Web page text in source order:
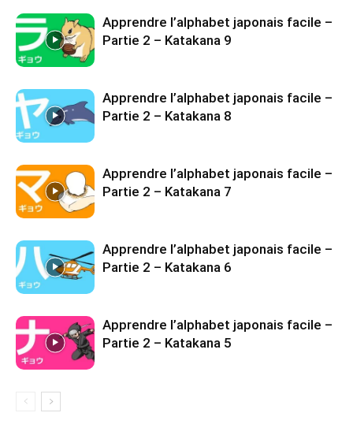
Apprendre l’alphabet japonais facile –
Partie 2 – Katakana 9
Apprendre l’alphabet japonais facile –
Partie 2 – Katakana 8
Apprendre l’alphabet japonais facile –
Partie 2 – Katakana 7
Apprendre l’alphabet japonais facile –
Partie 2 – Katakana 6
Apprendre l’alphabet japonais facile –
Partie 2 – Katakana 5